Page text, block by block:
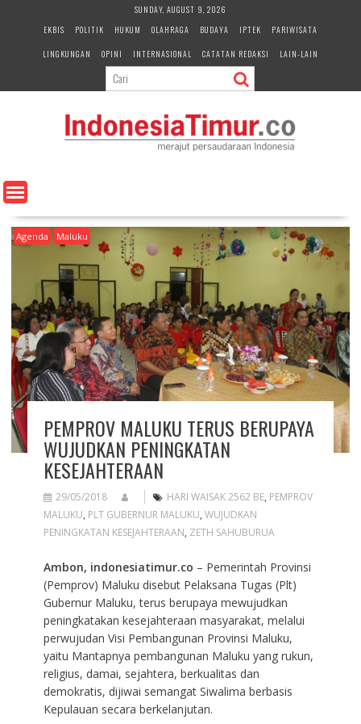
e
n
SUNDAY, AUGUST 9, 2026
EKBIS
POLITIK HUKUM OLAHRAGA BUDAYA IPTEK
PARIWISATA
LINGKUNGAN
OPINI INTERNASIONAL CATATAN REDAKSI LAIN-LAIN
Agenda Maluku
PEMPROV MALUKU TERUS BERUPAYA
WUJUDKAN PENINGKATAN
KESEJAHTERAAN
29/05/2018 HARI WAISAK 2562 BE, PEMPROV
MALUKU, PLT GUBERNUR MALUKU, WUJUDKAN
PENINGKATAN KESEJAHTERAAN, ZETH SAHUBURUA
Ambon, indonesiatimur.co – Pemerintah Provinsi
(Pemprov) Maluku disebut Pelaksana Tugas (Plt)
Gubernur Maluku, terus berupaya mewujudkan
peningkatakan kesejahteraan masyarakat, melalui
perwujudan Visi Pembangunan Provinsi Maluku,
yaitu Mantapnya pembangunan Maluku yang rukun,
religius, damai, sejahtera, berkualitas dan
demokratis, dijiwai semangat Siwalima berbasis
Kepulauan secara berkelanjutan.